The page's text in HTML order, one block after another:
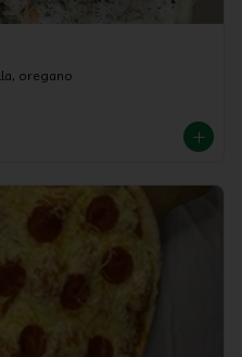
oregano